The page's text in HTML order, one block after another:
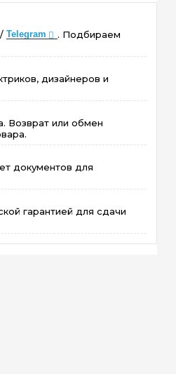
/ Telegram
. Подбираем
дизайнеров и
Возврат или обмен
документов для
гарантией для сдачи